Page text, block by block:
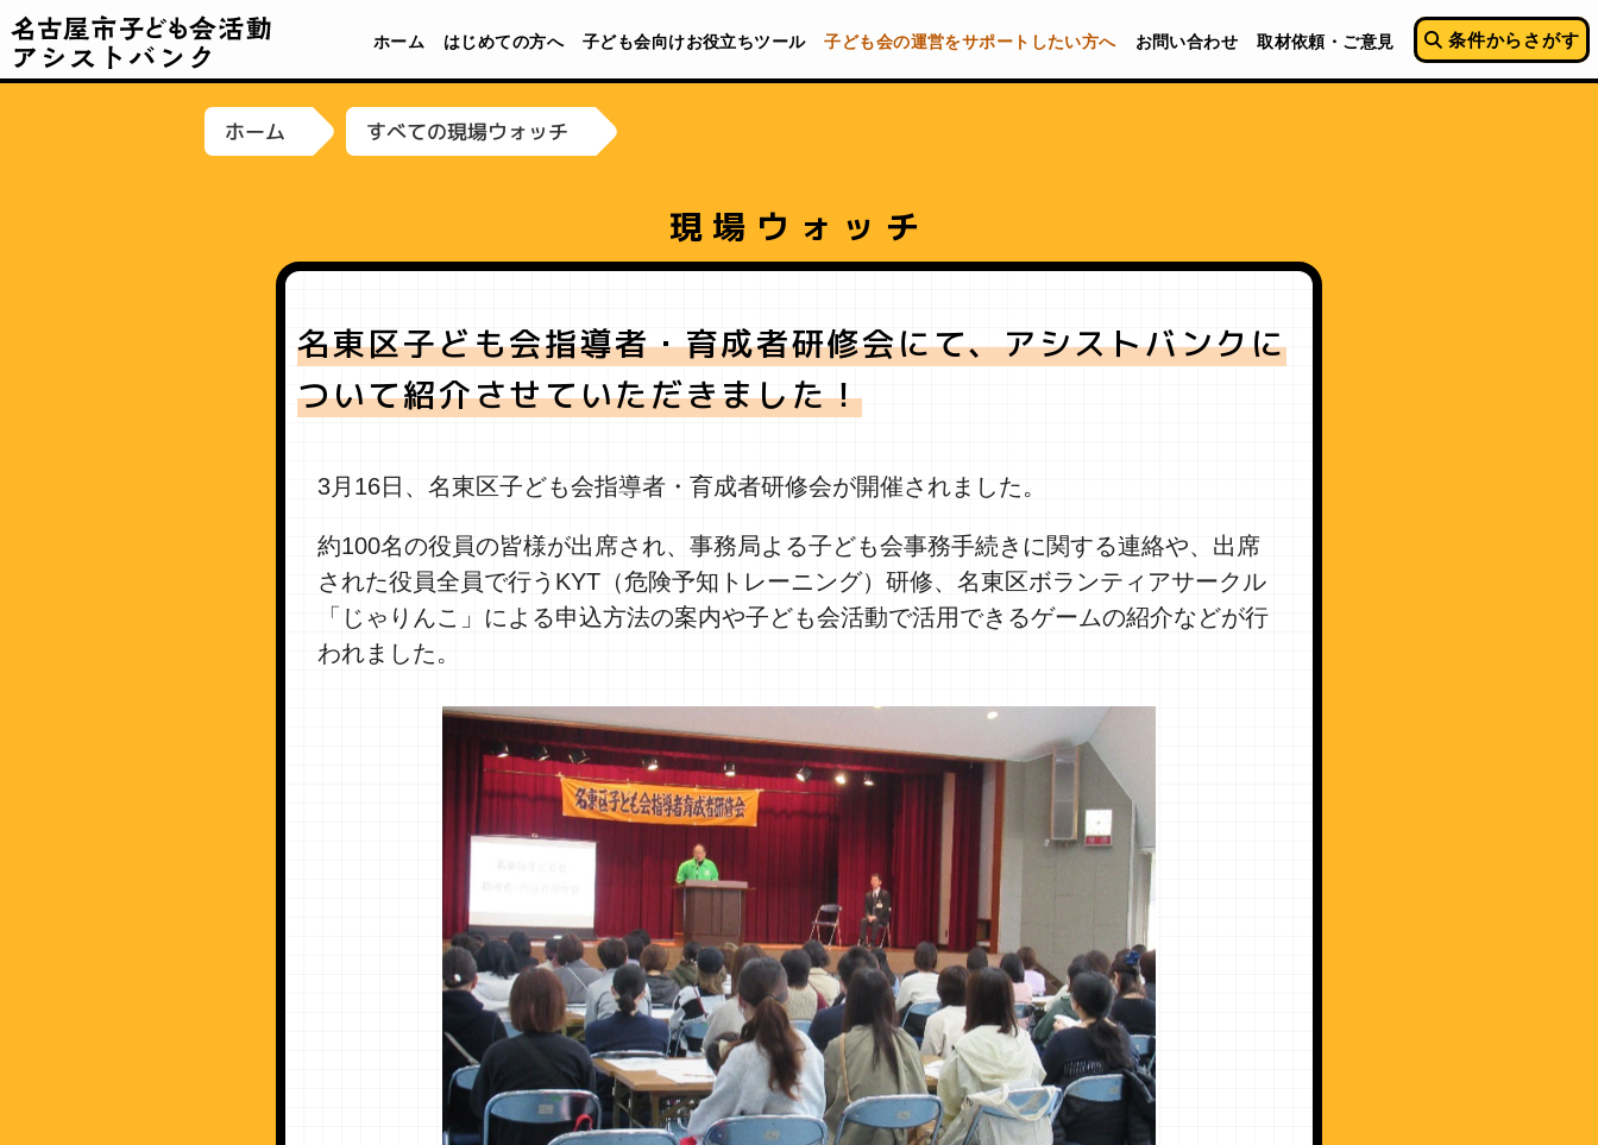
ホーム はじめての方へ 子ども会向けお役立ちツール 子ども会の運営をサポートしたい方へ お問い合わせ 取材依頼・ご意見 条件からさがす
ホーム すべての現場ウォッチ
現場ウォッチ
名東区子ども会指導者・育成者研修会にて、アシストバンクに
ついて紹介させていただきました！
3月16日、名東区子ども会指導者・育成者研修会が開催されました。
約100名の役員の皆様が出席され、事務局よる子ども会事務手続きに関する連絡や、出席
された役員全員で行うKYT（危険予知トレーニング）研修、名東区ボランティアサークル
「じゃりんこ」による申込方法の案内や子ども会活動で活用できるゲームの紹介などが行
われました。